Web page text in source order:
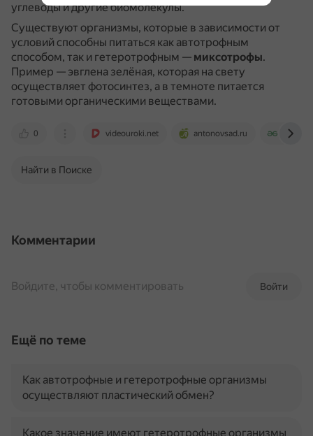
углеводы и другие биомолекулы.
Существуют организмы, которые в зависимости от
условий способны питаться как автотрофным
способом, так и гетеротрофным — миксотрофы.
Пример — эвглена зелёная, которая на свету
осуществляет фотосинтез, а в темноте питается
готовыми органическими веществами.
0 videouroki.net antonovsad.ru
Найти в Поиске
Комментарии
Войти
Войдите, чтобы комментировать
Ещё по теме
Как автотрофные и гетеротрофные организмы
осуществляют пластический обмен?
Какое значение имеют гетеротрофные организмы